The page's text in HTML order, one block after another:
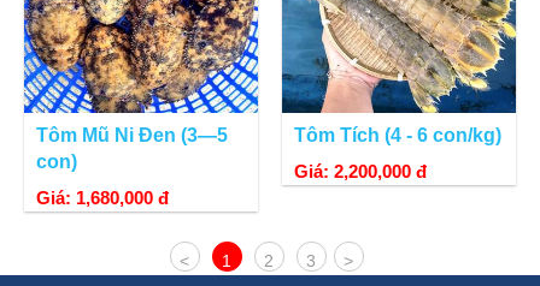
Tôm Mũ Ni Đen (3—5
con)
Giá: 1,680,000 đ
Tôm Tích (4 - 6 con/kg)
Giá: 2,200,000 đ
< 1 2 3 >